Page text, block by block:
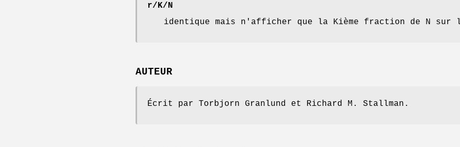
r/K/N
identique mais n'afficher que la Kième fraction de N sur
AUTEUR
Écrit par Torbjorn Granlund et Richard M. Stallman.